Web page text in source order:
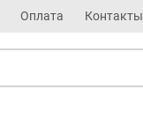
Оплата Контакты